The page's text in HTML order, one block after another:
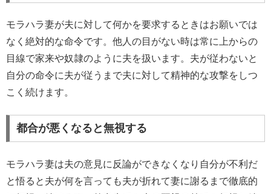
モラハラ妻が夫に対して何かを要求するときはお願いでは
なく絶対的な命令です。他人の目がない時は常に上からの
目線で家来や奴隷のように夫を扱います。夫が従わないと
自分の命令に夫が従うまで夫に対して精神的な攻撃をしつ
こく続けます。
都合が悪くなると無視する
モラハラ妻は夫の意見に反論ができなくなり自分が不利だ
と悟ると夫が何を言っても夫が折れて妻に謝るまで徹底的